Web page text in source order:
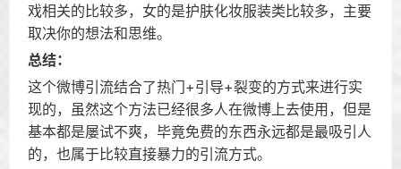
戏相关的比较多，女的是护肤化妆服装类比较多，主要
取决你的想法和思维。
总结：
这个微博引流结合了热门+引导+裂变的方式来进行实
现的，虽然这个方法已经很多人在微博上去使用，但是
基本都是屡试不爽，毕竟免费的东西永远都是最吸引人
的，也属于比较直接暴力的引流方式。